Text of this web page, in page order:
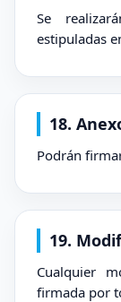
Se
estipuladas
18.
Podrán
19.
Cualquier
firmada por